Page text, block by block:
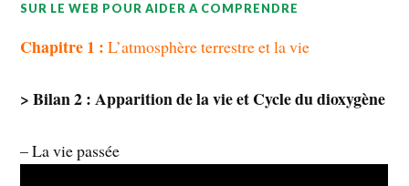
SUR LE WEB POUR AIDER A COMPRENDRE
Chapitre 1 : L’atmosphère terrestre et la vie
> Bilan 2 : Apparition de la vie et Cycle du dioxygène
– La vie passée